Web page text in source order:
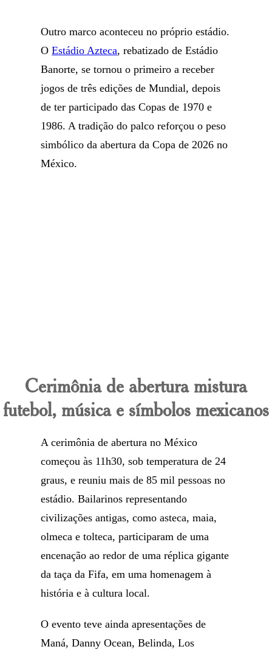
Outro marco aconteceu no próprio estádio.
OEstádio Azteca, rebatizado de Estádio
Banorte, se tornou o primeiro a receber
jogos de três edições de Mundial, depois
de ter participado das Copas de 1970 e
1986. A tradição do palco reforçou o peso
simbólico da abertura da Copa de 2026 no
México.
Cerimônia de abertura mistura
futebol, música e símbolos mexicanos
A cerimônia de abertura no México
começou às 11h30, sob temperatura de 24
graus, e reuniu mais de 85 mil pessoas no
estádio. Bailarinos representando
civilizações antigas, como asteca, maia,
olmeca e tolteca, participaram de uma
encenação ao redor de uma réplica gigante
da taça da Fifa, em uma homenagem à
história e à cultura local.
O evento teve ainda apresentações de
Maná, Danny Ocean, Belinda, Los